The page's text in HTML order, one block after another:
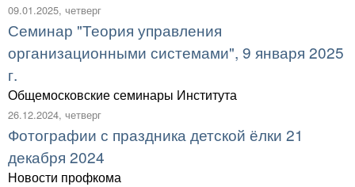
09.01.2025, четверг
Семинар "Теория управления
организационными системами", 9 января 2025
г.
Общемосковские семинары Института
26.12.2024, четверг
Фотографии с праздника детской ёлки 21
декабря 2024
Новости профкома